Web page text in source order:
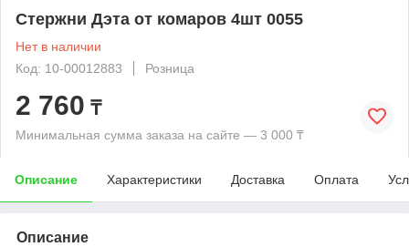
Стержни Дэта от комаров 4шт 0055
Нет в наличии
Код: 10-00012883
Розница
2 760 ₸
Минимальная сумма заказа на сайте — 3 000 ₸
Описание Характеристики Доставка Оплата
Описание